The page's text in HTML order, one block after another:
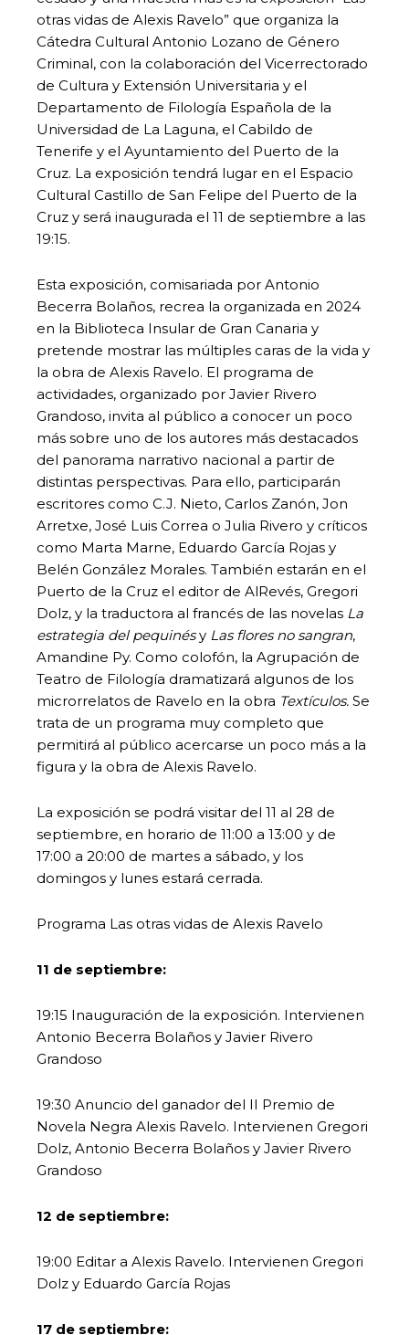
otras vidas de Alexis Ravelo” que organiza la
Cátedra Cultural Antonio Lozano de Género
Criminal, con la colaboración del Vicerrectorado
de Cultura y Extensión Universitaria y el
Departamento de Filología Española de la
Universidad de La Laguna, el Cabildo de
Tenerife y el Ayuntamiento del Puerto de la
Cruz. La exposición tendrá lugar en el Espacio
Cultural Castillo de San Felipe del Puerto de la
Cruz y será inaugurada el 11 de septiembre a las
19:15.
Esta exposición, comisariada por Antonio
Becerra Bolaños, recrea la organizada en 2024
en la Biblioteca Insular de Gran Canaria y
pretende mostrar las múltiples caras de la vida y
la obra de Alexis Ravelo. El programa de
actividades, organizado por Javier Rivero
Grandoso, invita al público a conocer un poco
más sobre uno de los autores más destacados
del panorama narrativo nacional a partir de
distintas perspectivas. Para ello, participarán
escritores como C.J. Nieto, Carlos Zanón, Jon
Arretxe, José Luis Correa o Julia Rivero y críticos
como Marta Marne, Eduardo García Rojas y
Belén González Morales. También estarán en el
Puerto de la Cruz el editor de AlRevés, Gregori
Dolz, y la traductora al francés de las novelas La
estrategia del pequinésy Las flores no sangran,
Amandine Py. Como colofón, la Agrupación de
Teatro de Filología dramatizará algunos de los
microrrelatos de Ravelo en la obra Textículos. Se
trata de un programa muy completo que
permitirá al público acercarse un poco más a la
figura y la obra de Alexis Ravelo.
La exposición se podrá visitar del 11 al 28 de
septiembre, en horario de 11:00 a 13:00 y de
17:00 a 20:00 de martes a sábado, y los
domingos y lunes estará cerrada.
Programa Las otras vidas de Alexis Ravelo
11 de septiembre:
19:15 Inauguración de la exposición. Intervienen
Antonio Becerra Bolaños y Javier Rivero
Grandoso
19:30 Anuncio del ganador del II Premio de
Novela Negra Alexis Ravelo. Intervienen Gregori
Dolz, Antonio Becerra Bolaños y Javier Rivero
Grandoso
12 de septiembre:
19:00 Editar a Alexis Ravelo. Intervienen Gregori
Dolz y Eduardo García Rojas
17 de septiembre: